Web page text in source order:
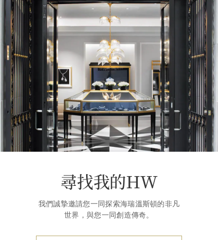
尋找我的HW
我們誠摯邀請您一同探索海瑞溫斯頓的非凡
世界，與您一同創造傳奇。